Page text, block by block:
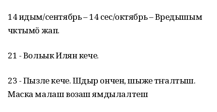
14 идым/сентябрь – 14 сес/октябрь – Вӱредышым
чӱктымӧ жап.
21 - Вольык Илян кече.
23 - Пызле кече. Шӱдыр ончен, шыже тӱҥалтыш.
Маска малаш возаш ямдылалтеш